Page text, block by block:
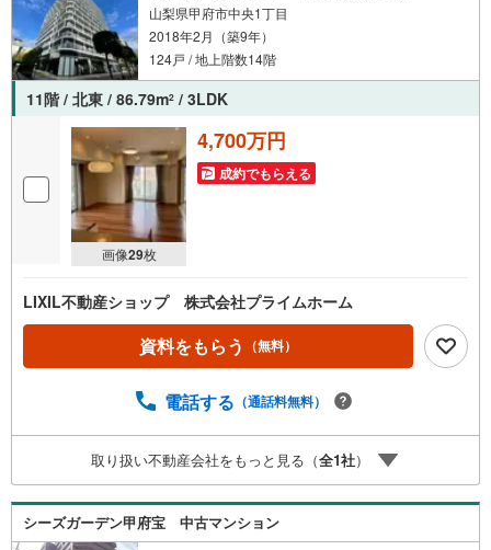
山梨県甲府市中央1丁目
2018年2月（築9年）
124戸 / 地上階数14階
11階 / 北東 / 86.79m2 / 3LDK
画像29枚
4,700万円
成約でもらえる
LIXIL不動産ショップ 株式会社プライムホーム
資料をもらう （無料）
電話する （通話料無料）
取り扱い不動産会社をもっと見る（全1社）
シーズガーデン甲府宝 中古マンション